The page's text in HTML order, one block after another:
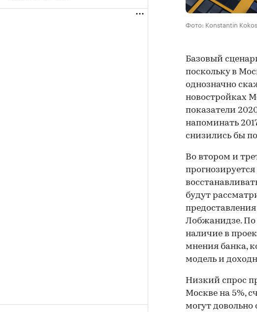
Фото: Konstantin
Базовый
поскольку в
однозначно
новостройках
показатели
напоминать
снизились бы
Во втором и
будут
Лобжанидзе.
наличие в
мнения банка,
модель и
Низкий спрос
Москве на 5%,
могут довольно